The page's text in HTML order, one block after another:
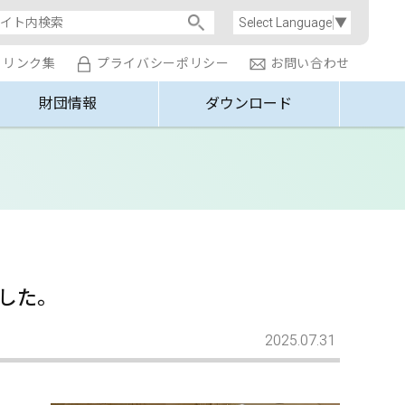
Select Language▼
財団情報 ダウンロード
リンク集 プライバシーポリシー お問い合わせ
た。
2025.07.31